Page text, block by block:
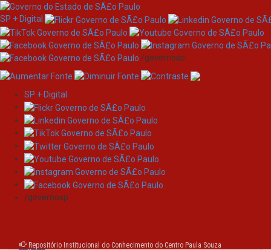
Skip
navigation
SP + Digital
/governosp
SP + Digital
/governosp
Repositório Institucional do Conhecimento do Centro Paula Souza
Search
Search: